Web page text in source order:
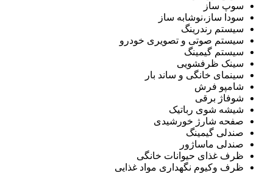
سوپ ساز
سودا ساز،نوشابه ساز
سیستم رندرینگ
سیستم صوتی و تصویری خودرو
سیستم گیمینگ
سینک ظرفشویی
سینمای خانگی و ساند بار
شامپو فرش
شوفاژ برقی
شیشه شوی رباتیک
صفحه شارژ خورشیدی
صندلی گیمینگ
صندلی ماساژور
ظرف غذای حیوانات خانگی
ظرف وکیوم نگهداری مواد غذایی